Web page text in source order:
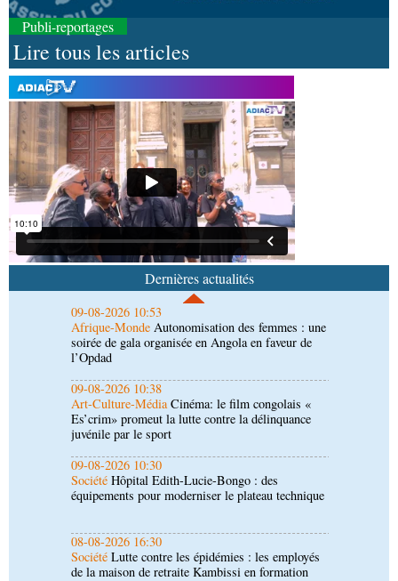
Publi-reportages
Lire tous les articles
Dernières actualités
09-08-2026 17:26
Afrique-MondeÉducation catholique : le Scéam
veut bâtir une stratégie africaine à l’horizon 2031
09-08-2026 15:28
Afrique-MondeCrise migratoire : l’UE salue
l’action conjointe du Maroc et de l’Espagne
Autonomisation des femmes : une
soirée de gala organisée en Angola en faveur de
09-08-2026 10:38
Art-Culture-MédiaCinéma: le film congolais «
Es’crim» promeut la lutte contre la délinquance
juvénile par le sport
09-08-2026 10:30
SociétéHôpital Edith-Lucie-Bongo : des
équipements pour moderniser le plateau technique
08-08-2026 16:30
Société Lutte contre les épidémies : les employés
de la maison de retraite Kambissi en formation
08-08-2026 16:00
Société Distinction : Darrel Ornelle Elion Assiana
promue maître-assistant Cames